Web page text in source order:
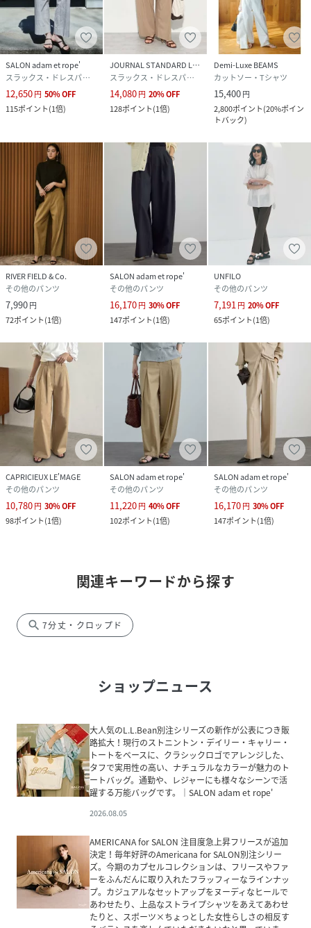
SALON adam et rope'
スラックス・ドレスパンツ
12,650円 50%OFF
115ポイント(1倍)
JOURNAL STANDARD L'ESSAGE
スラックス・ドレスパンツ
14,080円 20%OFF
128ポイント(1倍)
Demi-Luxe BEAMS
カットソー・Tシャツ
15,400円
2,800ポイント(20%ポイン
トバック)
RIVER FIELD & Co.
その他のパンツ
7,990円
72ポイント(1倍)
SALON adam et rope'
その他のパンツ
16,170円 30%OFF
147ポイント(1倍)
UNFILO
その他のパンツ
7,191円 20%OFF
65ポイント(1倍)
CAPRICIEUX LE'MAGE
その他のパンツ
10,780円 30%OFF
98ポイント(1倍)
SALON adam et rope'
その他のパンツ
11,220円 40%OFF
102ポイント(1倍)
SALON adam et rope'
その他のパンツ
16,170円 30%OFF
147ポイント(1倍)
関連キーワードから探す
search 7分丈・クロップド
ショップニュース
大人気のL.L.Bean別注シリーズの新作が公表につき販
路拡大！現行のストニントン・デイリー・キャリー・
トートをベースに、クラシックロゴでアレンジした、
タフで実用性の高い、ナチュラルなカラーが魅力のト
ートバッグ。通勤や、レジャーにも様々なシーンで活
躍する万能バッグです。｜SALON adam et rope'
2026.08.05
AMERICANA for SALON 注目度急上昇フリースが追加
決定！毎年好評のAmericana for SALON別注シリー
ズ。今期のカプセルコレクションは、フリースやファ
ーをふんだんに取り入れたフラッフィーなラインナッ
プ。カジュアルなセットアップをヌーディなヒールで
あわせたり、上品なストライプシャツをあえてあわせ
たりと、スポーツ×ちょっとした女性らしさの相反す